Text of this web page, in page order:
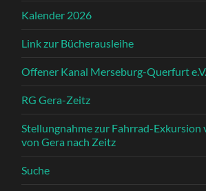
Kalender 2026
Link zur Bücherausleihe
Offener Kanal Merseburg-Querfurt e.V.
RG Gera-Zeitz
Stellungnahme zur Fahrrad-Exkursion
von Gera nach Zeitz
Suche